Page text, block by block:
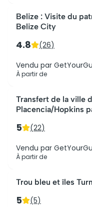
Belize : Visite du
Belize City
4.8 (26)
Vendu par
À partir de
Transfert de la ville
Placencia/Hopkins
5 (22)
Vendu par
À partir de
Trou bleu et îles
5 (5)